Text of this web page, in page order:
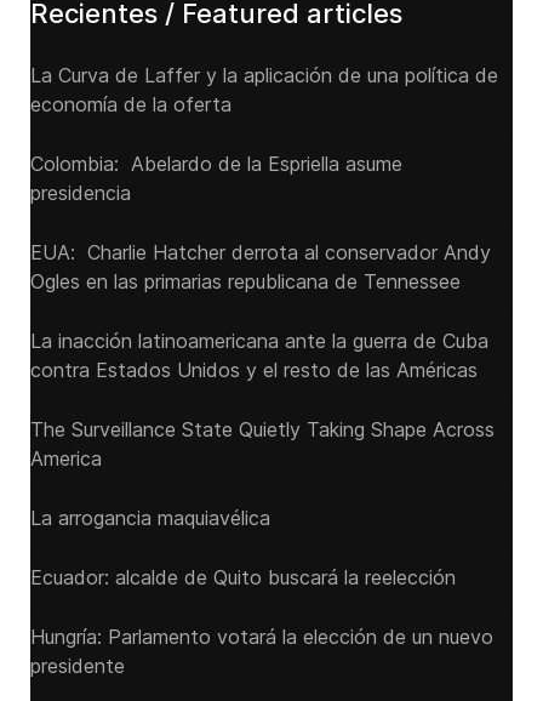
Recientes / Featured articles
La Curva de Laffer y la aplicación de una política de
economía de la oferta
Colombia: Abelardo de la Espriella asume
presidencia
EUA: Charlie Hatcher derrota al conservador Andy
Ogles en las primarias republicana de Tennessee
La inacción latinoamericana ante la guerra de Cuba
contra Estados Unidos y el resto de las Américas
The Surveillance State Quietly Taking Shape Across
America
La arrogancia maquiavélica
Ecuador: alcalde de Quito buscará la reelección
Hungría: Parlamento votará la elección de un nuevo
presidente